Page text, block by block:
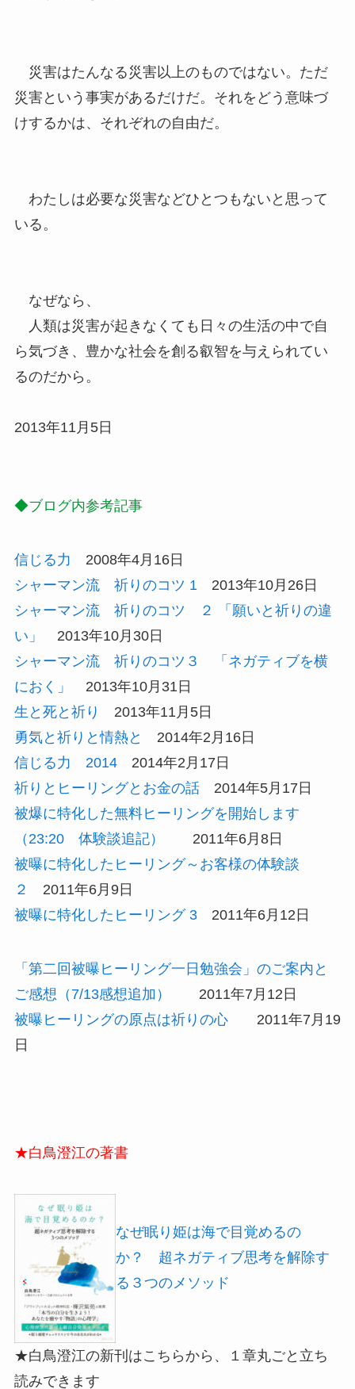
災害はたんなる災害以上のものではない。ただ
災害という事実があるだけだ。それをどう意味づ
けするかは、それぞれの自由だ。
わたしは必要な災害などひとつもないと思って
いる。
なぜなら、
人類は災害が起きなくても日々の生活の中で自
ら気づき、豊かな社会を創る叡智を与えられてい
るのだから。
2013年11月5日
◆ブログ内参考記事
信じる力 2008年4月16日
シャーマン流 祈りのコツ 12013年10月26日
シャーマン流 祈りのコツ ２ 「願いと祈りの違
い」
2013年10月30日
シャーマン流 祈りのコツ３ 「ネガティブを横
におく」
2013年10月31日
生と死と祈り
2013年11月5日
勇気と祈りと情熱と
2014年2月16日
信じる力 20142014年2月17日
祈りとヒーリングとお金の話2014年5月17日
被爆に特化した無料ヒーリングを開始します
（23:20 体験談追記）
2011年6月8日
被曝に特化したヒーリング～お客様の体験談
２
2011年6月9日
被曝に特化したヒーリング 32011年6月12日
「第二回被曝ヒーリング一日勉強会」のご案内と
ご感想（7/13感想追加）
2011年7月12日
被曝ヒーリングの原点は祈りの心2011年7月19
日
★白鳥澄江の著書
なぜ眠り姫は海で目覚めるの
か？ 超ネガティブ思考を解除す
る３つのメソッド
★白鳥澄江の新刊はこちらから、１章丸ごと立ち
読みできます